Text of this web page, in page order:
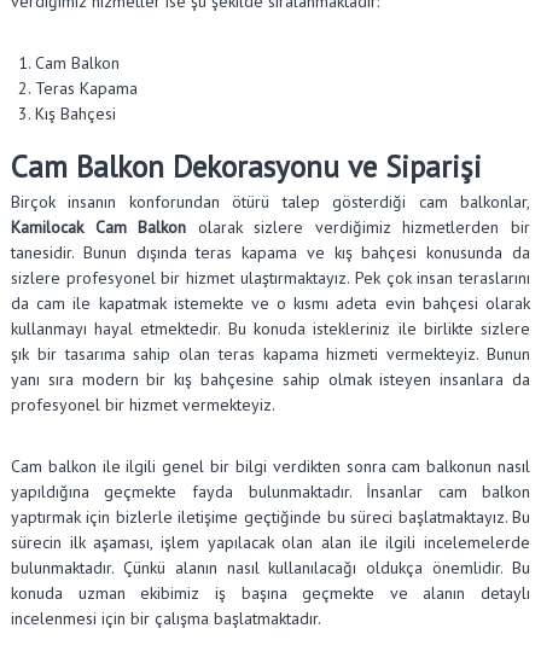
Cam Balkon
Teras Kapama
Kış Bahçesi
Cam Balkon Dekorasyonu ve Siparişi
Birçok insanın konforundan ötürü talep gösterdiği cam balkonlar,
Kamilocak Cam Balkon olarak sizlere verdiğimiz hizmetlerden bir
tanesidir. Bunun dışında teras kapama ve kış bahçesi konusunda da
sizlere profesyonel bir hizmet ulaştırmaktayız. Pek çok insan teraslarını
da cam ile kapatmak istemekte ve o kısmı adeta evin bahçesi olarak
kullanmayı hayal etmektedir. Bu konuda istekleriniz ile birlikte sizlere
şık bir tasarıma sahip olan teras kapama hizmeti vermekteyiz. Bunun
yanı sıra modern bir kış bahçesine sahip olmak isteyen insanlara da
profesyonel bir hizmet vermekteyiz.
Cam balkon ile ilgili genel bir bilgi verdikten sonra cam balkonun nasıl
yapıldığına geçmekte fayda bulunmaktadır. İnsanlar cam balkon
yaptırmak için bizlerle iletişime geçtiğinde bu süreci başlatmaktayız. Bu
sürecin ilk aşaması, işlem yapılacak olan alan ile ilgili incelemelerde
bulunmaktadır. Çünkü alanın nasıl kullanılacağı oldukça önemlidir. Bu
konuda uzman ekibimiz iş başına geçmekte ve alanın detaylı
incelenmesi için bir çalışma başlatmaktadır.